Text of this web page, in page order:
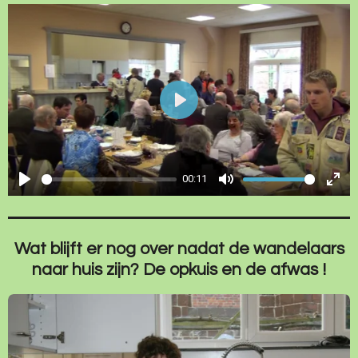
P
l
a
00:11
M
u
t
e
E
n
t
u
l
P
l
y
Wat blijft er nog over nadat de wandelaars
naar huis zijn? De opkuis en de afwas !